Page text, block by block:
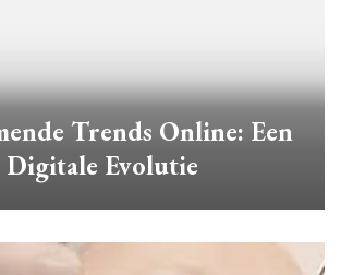
Trends Online: Een
Evolutie